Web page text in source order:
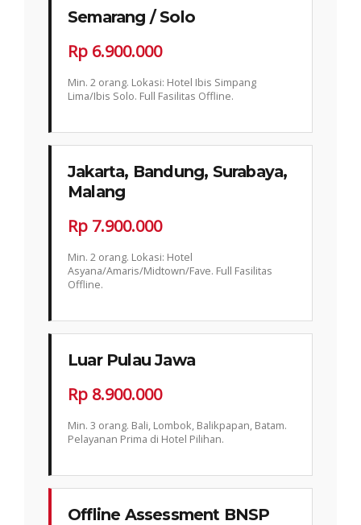
Semarang / Solo
Rp 6.900.000
Min. 2 orang. Lokasi: Hotel Ibis Simpang
Lima/Ibis Solo. Full Fasilitas Offline.
Jakarta, Bandung, Surabaya,
Malang
Rp 7.900.000
Min. 2 orang. Lokasi: Hotel
Asyana/Amaris/Midtown/Fave. Full Fasilitas
Offline.
Luar Pulau Jawa
Rp 8.900.000
Min. 3 orang. Bali, Lombok, Balikpapan, Batam.
Pelayanan Prima di Hotel Pilihan.
Offline Assessment BNSP